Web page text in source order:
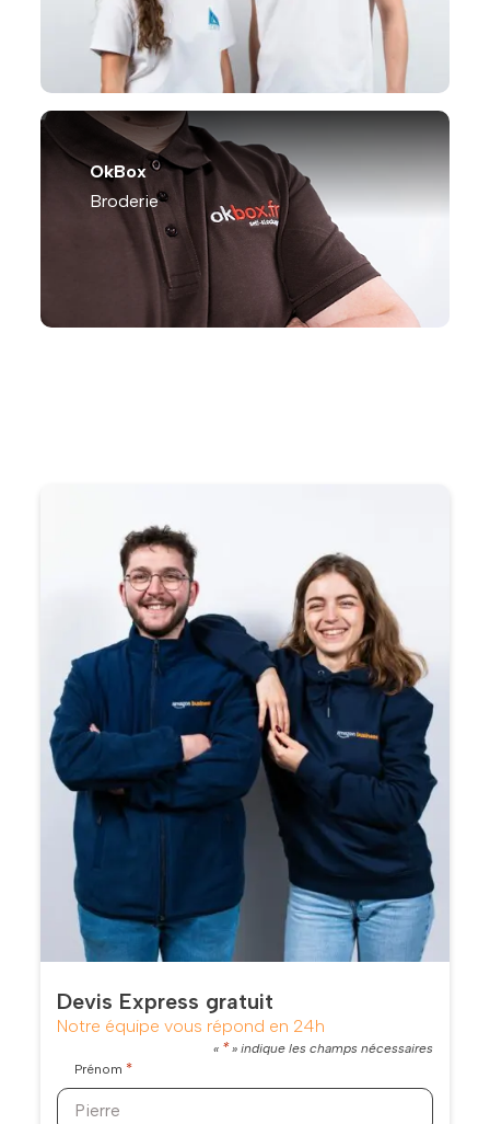
OkBox
Broderie
Devis Express gratuit
Notre équipe vous répond en 24h
« *» indique les champs nécessaires
Prénom *